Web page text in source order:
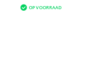
OP VOORRAAD